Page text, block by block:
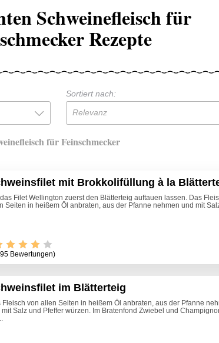
Schweinefleisch für
Rezepte
Sortiert nach:
Relevanz
für Feinschmecker
mit Brokkolifüllung à la
Filet Wellington zuerst den Blätterteig auftauen lassen. Das
Seiten in heißem Öl anbraten, aus der Pfanne nehmen und mit Salz
Bewertungen)
im Blätterteig
Fleisch von allen Seiten in heißem Öl anbraten, aus der Pfanne
mit Salz und Pfeffer würzen. Im Bratenfond Zwiebel und